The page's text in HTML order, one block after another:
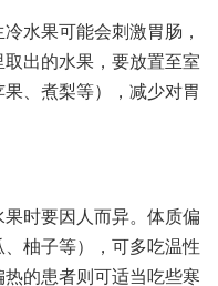
水果可能会刺激胃肠，
出的水果，要放置至室
、煮梨等），减少对胃
时要因人而异。体质偏
柚子等），可多吃温性
的患者则可适当吃些寒